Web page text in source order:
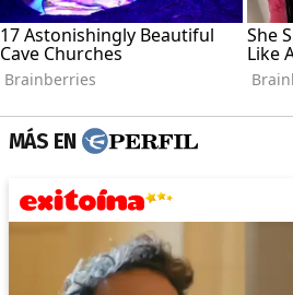
MÁS EN